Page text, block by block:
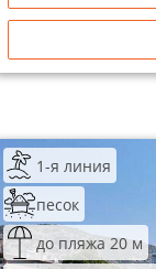
1-я линия
песок
до пляжа 20 м